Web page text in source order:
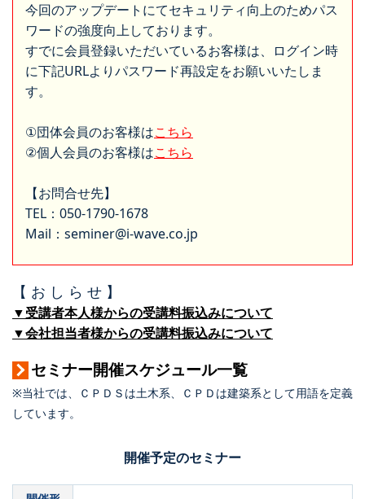
今回のアップデートにてセキュリティ向上のためパス
ワードの強度向上しております。
すでに会員登録いただいているお客様は、ログイン時
に下記URLよりパスワード再設定をお願いいたしま
す。
①団体会員のお客様はこちら
②個人会員のお客様はこちら
【お問合せ先】
TEL：050-1790-1678
Mail：seminer@i-wave.co.jp
【 お し ら せ 】
▼受講者本人様からの受講料振込みについて
▼会社担当者様からの受講料振込みについて
セミナー開催スケジュール一覧
※当社では、ＣＰＤＳは土木系、ＣＰＤは建築系として用語を定義
しています。
開催予定のセミナー